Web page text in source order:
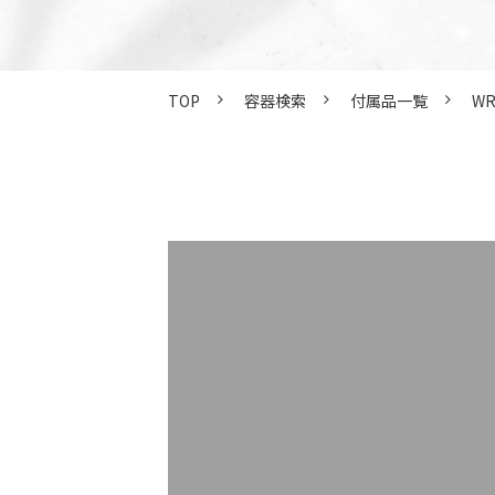
TOP 容器検索 付属品一覧